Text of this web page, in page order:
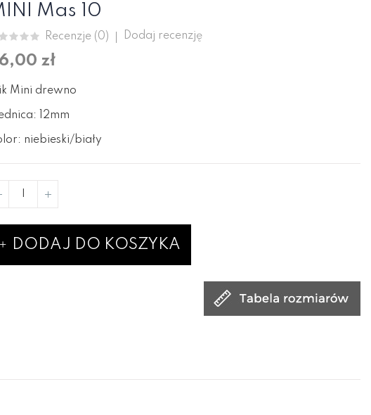
Mas 10
Recenzje (0) Dodaj recenzję
zł
Mini drewno
12mm
niebieski/biały
DODAJ DO KOSZYKA